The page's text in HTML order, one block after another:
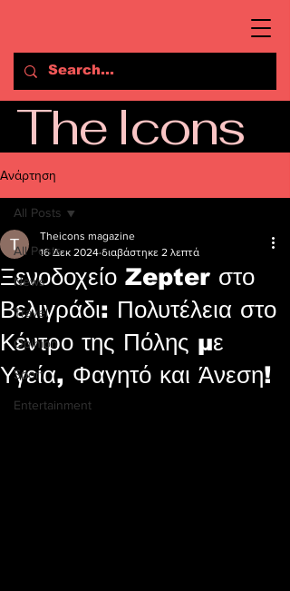
The Icons
Ανάρτηση
All Posts
News
Travel
Opinion
Sport
Entertainment
All Posts
Ξενοδοχείο Zepter στο
Βελιγράδι: Πολυτέλεια στο
Κέντρο της Πόλης με
Υγεία, Φαγητό και Άνεση!
Theicons magazine
16 Δεκ 2024 διαβάστηκε 2 λεπτά